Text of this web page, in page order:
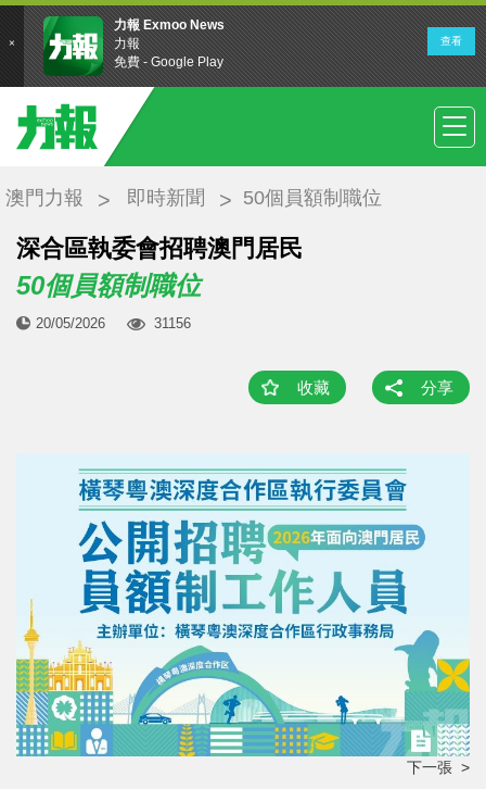
澳門力報 即時新聞 50個員額制職位
深合區執委會招聘澳門居民
50個員額制職位
20/05/2026 31156
收藏 分享
下一張 >